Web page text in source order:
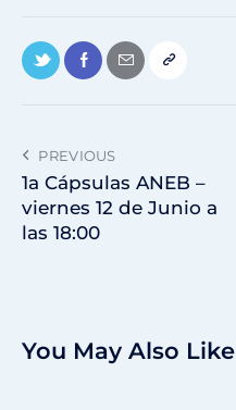
PREVIOUS
1a Cápsulas ANEB –
viernes 12 de Junio a
las 18:00
You May Also Like